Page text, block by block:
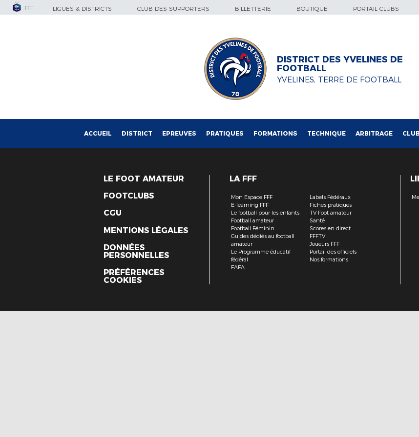
FFF LIGUES & DISTRICTS CLUB DES SUPPORTERS BILLETTERIE BOUTIQUE PORTAIL CLUBS
DISTRICT DES YVELINES DE
FOOTBALL
YVELINES, TERRE DE FOOTBALL
ACCUEIL DISTRICT EPREUVES PRATIQUES FORMATIONS TECHNIQUE ARBITRAGE
LE FOOT AMATEUR
FOOTCLUBS
CGU
MENTIONS LÉGALES
DONNÉES
PERSONNELLES
PRÉFÉRENCES
COOKIES
LA FFF
Mon Espace FFF
E-learning FFF
Le football pour les enfants
Football amateur
Football Féminin
Guides dédiés au football
amateur
Le Programme éducatif
fédéral
FAFA
Labels Fédéraux
Fiches pratiques
TV Foot amateur
Santé
Scores en direct
FFFTV
Joueurs FFF
Portail des officiels
Nos formations